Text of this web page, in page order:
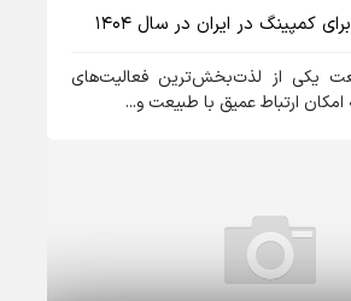
کمپینگ در ایران در سال 1404
یکی از لذت‌بخش‌ترین فعالیت‌های
ارتباط عمیق با طبیعت و...